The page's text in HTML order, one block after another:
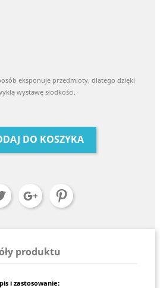
eksponuje przedmioty, dlatego dzięki
wystawę słodkości.
DO KOSZYKA
produktu
i zastosowanie: